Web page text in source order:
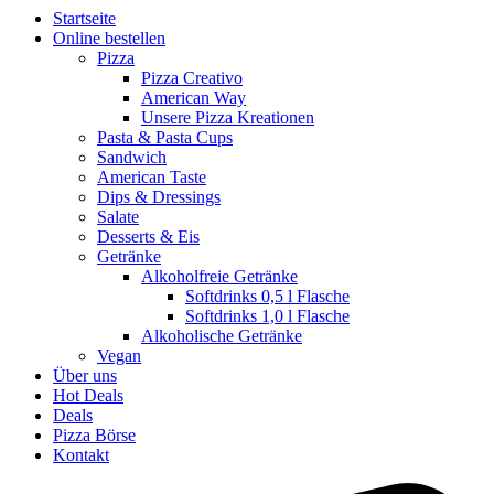
Startseite
Online bestellen
Pizza
Pizza Creativo
American Way
Unsere Pizza Kreationen
Pasta & Pasta Cups
Sandwich
American Taste
Dips & Dressings
Salate
Desserts & Eis
Getränke
Alkoholfreie Getränke
Softdrinks 0,5 l Flasche
Softdrinks 1,0 l Flasche
Alkoholische Getränke
Vegan
Über uns
Hot Deals
Deals
Pizza Börse
Kontakt